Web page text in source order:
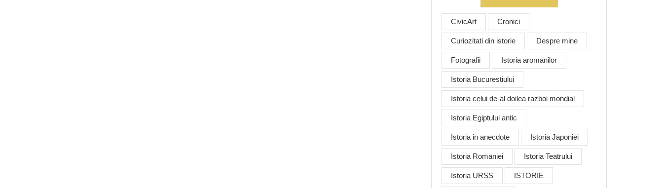
CivicArt Cronici
Curiozitati din istorie Despre mine
Fotografii Istoria aromanilor
Istoria Bucurestiului
Istoria celui de-al doilea razboi mondial
Istoria Egiptului antic
Istoria in anecdote Istoria Japoniei
Istoria Romaniei Istoria Teatrului
Istoria URSS ISTORIE